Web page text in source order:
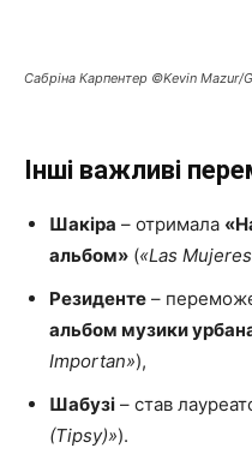
Сабріна Карпентер ©Kevin Mazur/
Інші важливі
Шакіра – отримала
альбом» («Las
Резиденте –
альбом музики
Importan»),
Шабузі – став
(Tipsy)»).